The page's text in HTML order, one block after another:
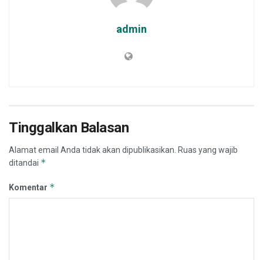
admin
Tinggalkan Balasan
Alamat email Anda tidak akan dipublikasikan. Ruas yang wajib
ditandai *
Komentar *